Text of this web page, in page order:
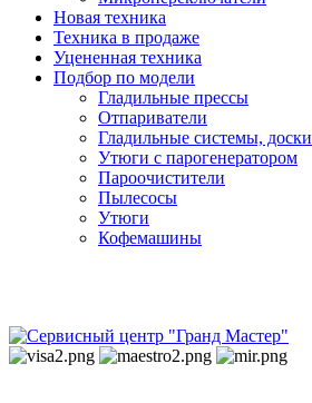
Новая техника
Техника в продаже
Уцененная техника
Подбор по модели
Гладильные прессы
Отпариватели
Гладильные системы, доски
Утюги с парогенератором
Пароочистители
Пылесосы
Утюги
Кофемашины